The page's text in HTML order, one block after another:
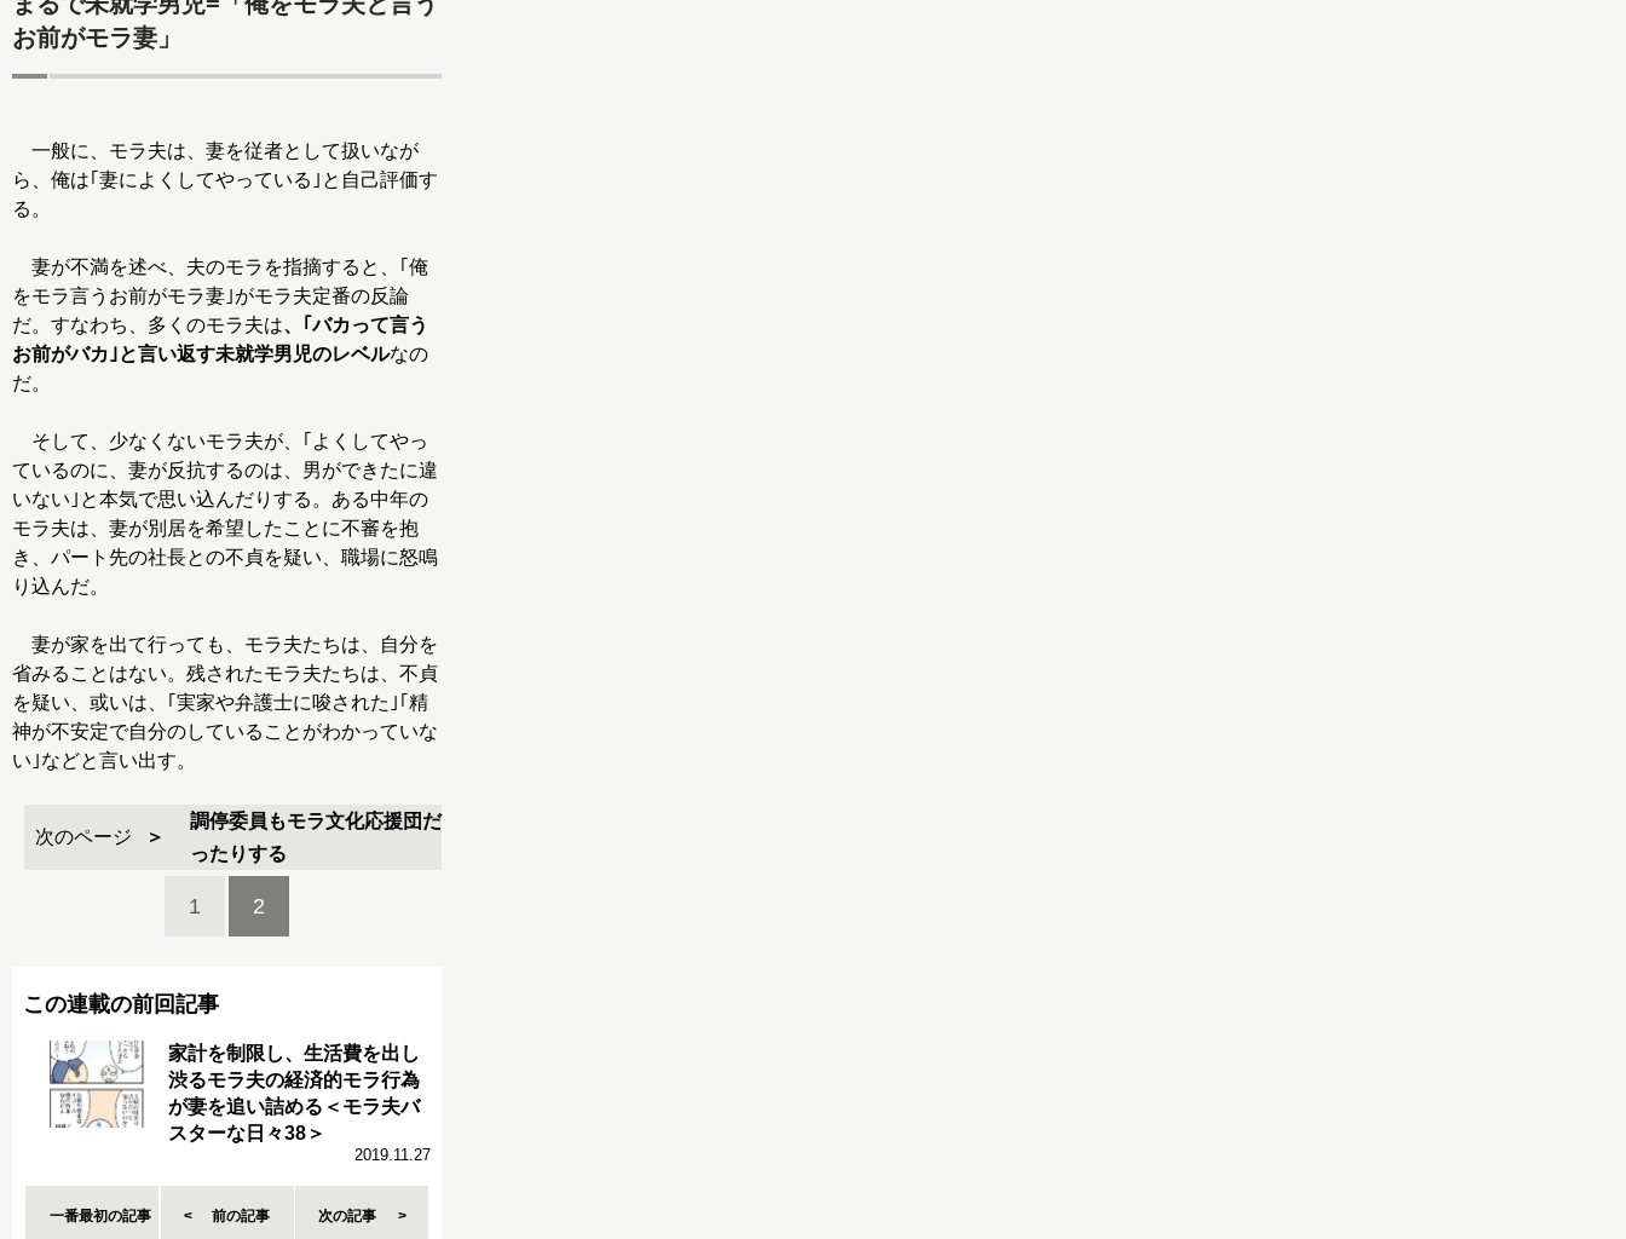
お前がモラ妻」
一般に、モラ夫は、妻を従者として扱いなが
ら、俺は｢妻によくしてやっている｣と自己評価す
る。
妻が不満を述べ、夫のモラを指摘すると、｢俺
をモラ言うお前がモラ妻｣がモラ夫定番の反論
だ。すなわち、多くのモラ夫は、｢バカって言う
お前がバカ｣と言い返す未就学男児のレベルなの
だ。
そして、少なくないモラ夫が、｢よくしてやっ
ているのに、妻が反抗するのは、男ができたに違
いない｣と本気で思い込んだりする。ある中年の
モラ夫は、妻が別居を希望したことに不審を抱
き、パート先の社長との不貞を疑い、職場に怒鳴
り込んだ。
妻が家を出て行っても、モラ夫たちは、自分を
省みることはない。残されたモラ夫たちは、不貞
を疑い、或いは、｢実家や弁護士に唆された｣｢精
神が不安定で自分のしていることがわかっていな
い｣などと言い出す。
次のページ
調停委員もモラ文化応援団だ
ったりする
1 2
この連載の前回記事
家計を制限し、生活費を出し
渋るモラ夫の経済的モラ行為
が妻を追い詰める＜モラ夫バ
スターな日々38＞
2019.11.27
一番最初の記事 前の記事 次の記事